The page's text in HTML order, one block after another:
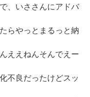
、いささんにアドバ
らやっとまるっと納
ええねんそんでえー
不良だったけどスッ